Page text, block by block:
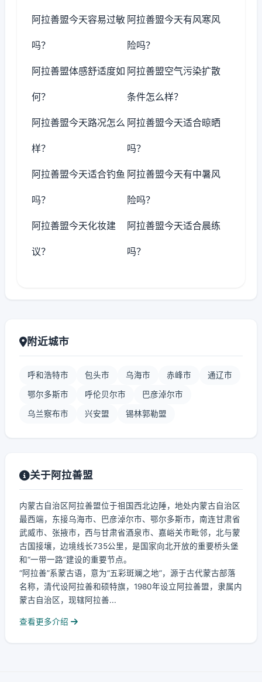
阿拉善盟今天容易过敏
吗？
阿拉善盟今天有风寒风
险吗？
阿拉善盟体感舒适度如
何？
阿拉善盟空气污染扩散
条件怎么样？
阿拉善盟今天路况怎么
样？
阿拉善盟今天适合晾晒
吗？
阿拉善盟今天适合钓鱼
吗？
阿拉善盟今天有中暑风
险吗？
阿拉善盟今天化妆建
议？
阿拉善盟今天适合晨练
吗？
附近城市
呼和浩特市 包头市 乌海市 赤峰市 通辽市
鄂尔多斯市 呼伦贝尔市 巴彦淖尔市
乌兰察布市 兴安盟 锡林郭勒盟
关于阿拉善盟
内蒙古自治区阿拉善盟位于祖国西北边陲，地处内蒙古自治区
最西端，东接乌海市、巴彦淖尔市、鄂尔多斯市，南连甘肃省
武威市、张掖市，西与甘肃省酒泉市、嘉峪关市毗邻，北与蒙
古国接壤，边境线长735公里，是国家向北开放的重要桥头堡
和“一带一路”建设的重要节点。
“阿拉善”系蒙古语，意为“五彩斑斓之地”，源于古代蒙古部落
名称，清代设阿拉善和硕特旗，1980年设立阿拉善盟，隶属内
蒙古自治区，现辖阿拉善...
查看更多介绍